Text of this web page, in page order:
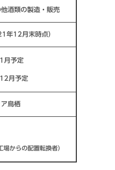
酒類の製造・販売
年12月末時点）
月予定
月予定
鳥栖
場からの配置転換者）